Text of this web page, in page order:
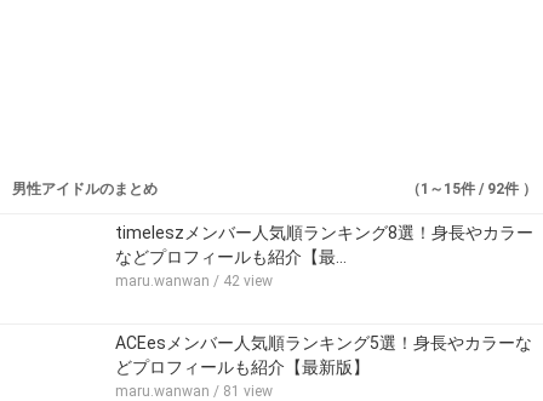
男性アイドルのまとめ （1～15件 / 92件 ）
timeleszメンバー人気順ランキング8選！身長やカラー
などプロフィールも紹介【最…
maru.wanwan / 42 view
ACEesメンバー人気順ランキング5選！身長やカラーな
どプロフィールも紹介【最新版】
maru.wanwan / 81 view